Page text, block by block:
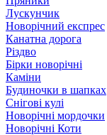
Лускунчик
Новорічний експрес
Канатна дорога
Різдво
Бірки новорічні
Каміни
Будиночки в шапках
Снігові кулі
Новорічні мордочки
Новорічні Коти